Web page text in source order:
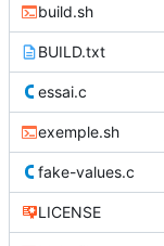
build.sh
BUILD.txt
essai.c
exemple.sh
fake-values.c
LICENSE